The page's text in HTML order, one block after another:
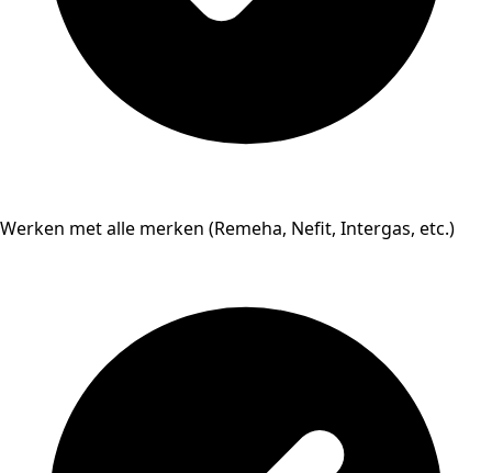
Werken met alle merken (Remeha, Nefit, Intergas, etc.)